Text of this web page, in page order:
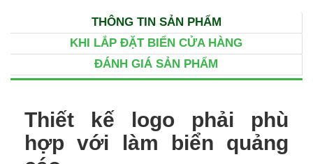
THÔNG TIN SẢN PHẨM
KHI LẮP ĐẶT BIỂN CỬA HÀNG
ĐÁNH GIÁ SẢN PHẨM
Thiết kế logo phải phù
hợp với làm biển quảng